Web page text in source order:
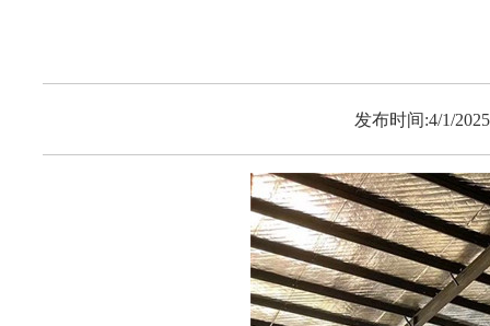
发布时间:4/1/